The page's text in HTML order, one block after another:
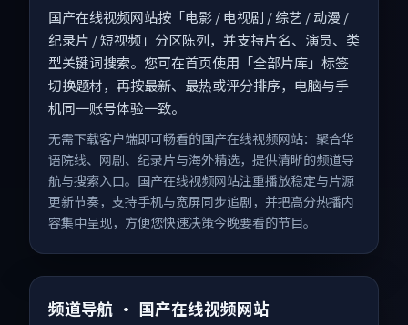
国产在线视频网站按「电影 / 电视剧 / 综艺 / 动漫 /
纪录片 / 短视频」分区陈列，并支持片名、演员、类
型关键词搜索。您可在首页使用「全部片库」标签
切换题材，再按最新、最热或评分排序，电脑与手
机同一账号体验一致。
无需下载客户端即可畅看的国产在线视频网站：聚合华
语院线、网剧、纪录片与海外精选，提供清晰的频道导
航与搜索入口。国产在线视频网站注重播放稳定与片源
更新节奏，支持手机与宽屏同步追剧，并把高分热播内
容集中呈现，方便您快速决策今晚要看的节目。
频道导航 · 国产在线视频网站